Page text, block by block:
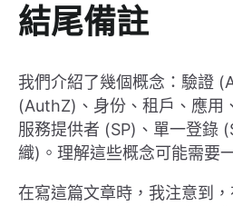
結尾備註
我們介紹了幾個概念：驗證
(AuthZ)、身份、租戶、應用
服務提供者 (SP)、單一登錄
織)。理解這些概念可能需要
在寫這篇文章時，我注意到